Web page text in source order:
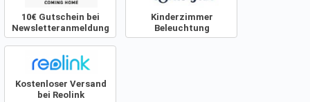
10€ Gutschein bei
Newsletteranmeldung
Kinderzimmer
Beleuchtung
Kostenloser Versand
bei Reolink